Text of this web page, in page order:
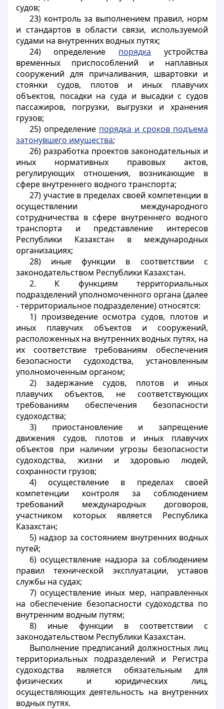
судов;
23) контроль за выполнением правил, норм
и стандартов в области связи, используемой
судами на внутренних водных путях;
24) определение порядка устройства
временных приспособлений и наплавных
сооружений для причаливания, швартовки и
стоянки судов, плотов и иных плавучих
объектов, посадки на суда и высадки с судов
пассажиров, погрузки, выгрузки и хранения
грузов;
25) определение порядка и сроков подъема
затонувшего имущества;
26) разработка проектов законодательных и
иных нормативных правовых актов,
регулирующих отношения, возникающие в
сфере внутреннего водного транспорта;
27) участие в пределах своей компетенции в
осуществлении международного
сотрудничества в сфере внутреннего водного
транспорта и представление интересов
Республики Казахстан в международных
организациях;
28) иные функции в соответствии с
законодательством Республики Казахстан.
2. К функциям территориальных
подразделений уполномоченного органа (далее
- территориальное подразделение) относятся:
1) произведение осмотра судов, плотов и
иных плавучих объектов и сооружений,
расположенных на внутренних водных путях, на
их соответствие требованиям обеспечения
безопасности судоходства, установленным
уполномоченным органом;
2) задержание судов, плотов и иных
плавучих объектов, не соответствующих
требованиям обеспечения безопасности
судоходства;
3) приостановление и запрещение
движения судов, плотов и иных плавучих
объектов при наличии угрозы безопасности
судоходства, жизни и здоровью людей,
сохранности грузов;
4) осуществление в пределах своей
компетенции контроля за соблюдением
требований международных договоров,
участником которых является Республика
Казахстан;
5) надзор за состоянием внутренних водных
путей;
6) осуществление надзора за соблюдением
правил технической эксплуатации, уставов
службы на судах;
7) осуществление иных мер, направленных
на обеспечение безопасности судоходства по
внутренним водным путям;
8) иные функции в соответствии с
законодательством Республики Казахстан.
Выполнение предписаний должностных лиц
территориальных подразделений и Регистра
судоходства является обязательным для
физических и юридических лиц,
осуществляющих деятельность на внутренних
водных путях.